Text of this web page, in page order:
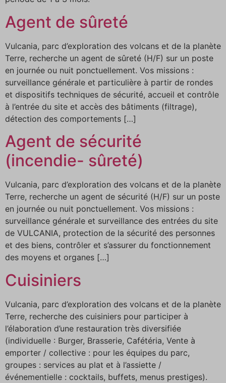
Agent de sûreté
Vulcania, parc d’exploration des volcans et de la planète
Terre, recherche un agent de sûreté (H/F) sur un poste
en journée ou nuit ponctuellement. Vos missions :
surveillance générale et particulière à partir de rondes
et dispositifs techniques de sécurité, accueil et contrôle
à l’entrée du site et accès des bâtiments (filtrage),
détection des comportements […]
Agent de sécurité
(incendie- sûreté)
Vulcania, parc d’exploration des volcans et de la planète
Terre, recherche un agent de sécurité (H/F) sur un poste
en journée ou nuit ponctuellement. Vos missions :
surveillance générale et surveillance des entrées du site
de VULCANIA, protection de la sécurité des personnes
et des biens, contrôler et s’assurer du fonctionnement
des moyens et organes […]
Cuisiniers
Vulcania, parc d’exploration des volcans et de la planète
Terre, recherche des cuisiniers pour participer à
l’élaboration d’une restauration très diversifiée
(individuelle : Burger, Brasserie, Cafétéria, Vente à
emporter / collective : pour les équipes du parc,
groupes : services au plat et à l’assiette /
événementielle : cocktails, buffets, menus prestiges).